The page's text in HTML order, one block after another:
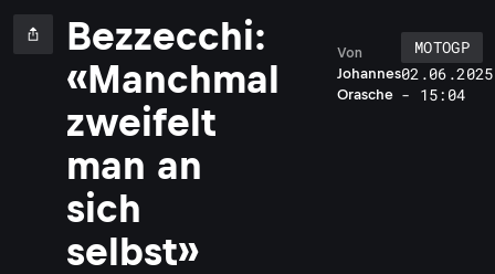
Bezzecchi:
«Manchmal
zweifelt
man an
sich
selbst»
Johannes
Orasche
Von
MOTOGP
02.06.2025
- 15:04